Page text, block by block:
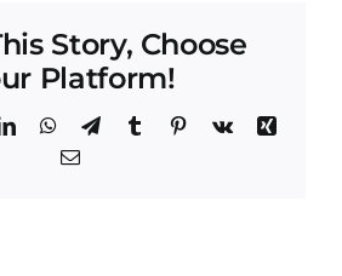
Story, Choose
Platform!
LinkedInWhatsApp
TelegramTumblrPinterest
Vk
Xing
Correo